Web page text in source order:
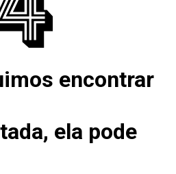
encontrar
ela pode